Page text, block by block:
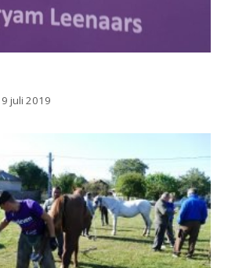
9 juli 2019